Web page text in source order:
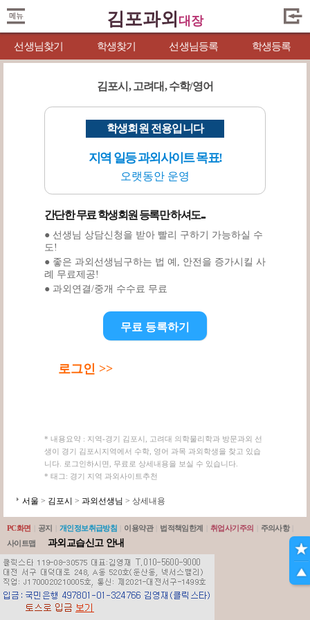
김포과외 대장
선생님찾기 학생찾기 선생님등록 학생등록
김포시, 고려대, 수학/영어
학생회원 전용입니다
지역 일등 과외사이트 목표!
오랫동안 운영
간단한 무료 학생회원 등록만 하셔도...
● 선생님 상담신청을 받아 빨리 구하기 가능하실 수
도!
● 좋은 과외선생님구하는 법 예, 안전을 증가시킬 사
례 무료제공!
● 과외연결/중개 수수료 무료
무료 등록하기
로그인 >>
* 내용요약 : 지역-경기 김포시, 고려대 의학물리학과 방문과외 선
생이 경기 김포시지역에서 수학, 영어 과목 과외학생을 찾고 있습
니다. 로그인하시면, 무료로 상세내용을 보실 수 있습니다.
* 태그: 경기 지역 과외사이트추천
서울 > 김포시 > 과외선생님 > 상세내용
PC화면 공지 개인정보취급방침 이용약관 법적책임한계 취업사기주의 주의사항
사이트맵
과외교습신고 안내